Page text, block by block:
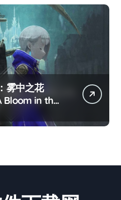
雾中之花
Bloom in the